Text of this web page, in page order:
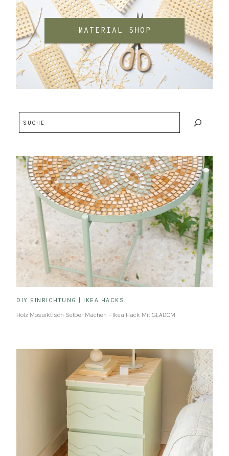
MATERIAL SHOP
DIY EINRICHTUNG IKEA HACKS
Holz Mosaiktisch Selber Machen – Ikea Hack Mit GLADOM